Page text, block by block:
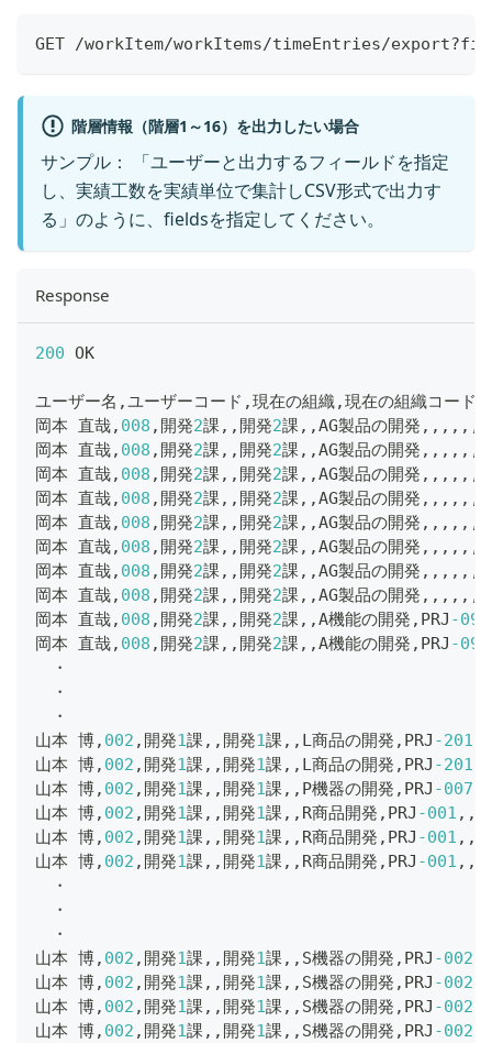
GET /workItem/workItems/timeEntries/
階層情報（階層1～16）を出力したい場合
サンプル： 「ユーザーと出力するフィールドを指定
し、実績工数を実績単位で集計しCSV形式で出力す
る」のように、fieldsを指定してください。
Response
200 OK
ユーザー名 ,ユーザーコード ,現在の組織,現在の組織コード
岡本 直哉, 008 , 開発2課 , , 開発2課 , ,AG製品の開発 , , , , , ,
岡本 直哉, 008 , 開発2課 , , 開発2課 , ,AG製品の開発 , , , , , ,
岡本 直哉, 008 , 開発2課 , , 開発2課 , ,AG製品の開発 , , , , , ,
岡本 直哉, 008 , 開発2課 , , 開発2課 , ,AG製品の開発 , , , , , ,
岡本 直哉, 008 , 開発2課 , , 開発2課 , ,AG製品の開発 , , , , , ,
岡本 直哉, 008 , 開発2課 , , 開発2課 , ,AG製品の開発 , , , , , ,
岡本 直哉, 008 , 開発2課 , , 開発2課 , ,AG製品の開発 , , , , , ,
岡本 直哉, 008 , 開発2課 , , 開発2課 , ,AG製品の開発 , , , , , ,
岡本 直哉, 008 , 開発2課 , , 開発2課 , ,A機能の開発 , PRJ -099
岡本 直哉, 008 , 開発2課 , , 開発2課 , ,A機能の開発 , PRJ -099
・
・
・
山本 博, 002 , 開発1課 , , 開発1課 , , L商品の開発 , PRJ -201
山本 博, 002 , 開発1課 , , 開発1課 , , L商品の開発 , PRJ -201
山本 博, 002 , 開発1課 , , 開発1課 , , P機器の開発 , PRJ -007
山本 博, 002 , 開発1課 , , 開発1課 , , R商品開発 , PRJ -001 , ,
山本 博, 002 , 開発1課 , , 開発1課 , , R商品開発 , PRJ -001 , ,
山本 博, 002 , 開発1課 , , 開発1課 , , R商品開発 , PRJ -001 , ,
・
・
・
山本 博, 002 , 開発1課 , , 開発1課 , , S機器の開発 , PRJ -002
山本 博, 002 , 開発1課 , , 開発1課 , , S機器の開発 , PRJ -002
山本 博, 002 , 開発1課 , , 開発1課 , , S機器の開発 , PRJ -002
山本 博, 002 , 開発1課 , , 開発1課 , , S機器の開発 , PRJ -002